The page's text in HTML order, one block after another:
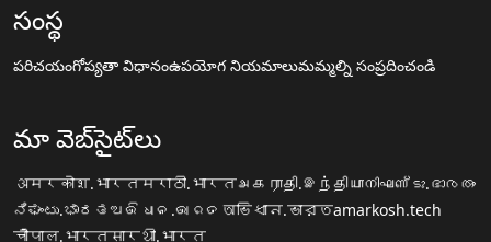
సంస్థ
పరిచయంగోప్యతా విధానంఉపయోగ నియమాలుమమ్మల్ని సంప్రదించండి
మా వెబ్‌సైట్‌లు
अमरकोश.भारतमराठी.भारतஅகராதி.இந்தியாനിഘണ്ടു.ഭാരതം
ನಿಘಂಟು.ಭಾರತ ଅଭିଧାନ.ଭାରତ অভিধান.ভারতamarkosh.tech
चौपाल.भारतसारथी.भारत